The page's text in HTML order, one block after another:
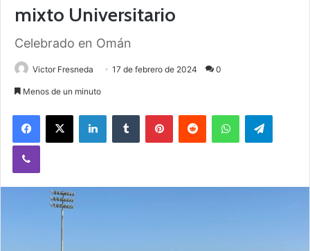
mixto Universitario
Celebrado en Omán
Victor Fresneda 17 de febrero de 2024 0
Menos de un minuto